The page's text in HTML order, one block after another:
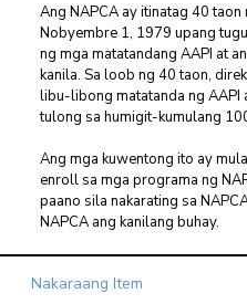
Ang NAPCA ay itinatag 40 taon
Nobyembre 1, 1979 upang
ng mga matatandang AAPI at
kanila. Sa loob ng 40 taon,
libu-libong matatanda ng AAPI
tulong sa humigit-kumulang
Ang mga kuwentong ito ay
enroll sa mga programa ng
paano sila nakarating sa
NAPCA ang kanilang buhay.
Nakaraang Item